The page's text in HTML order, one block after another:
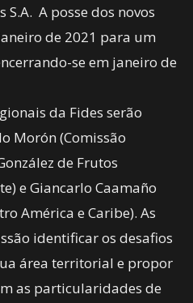
S.A. A posse dos novos
de 2021 para um
se em janeiro de
da Fides serão
Morón (Comissão
de Frutos
e Giancarlo Caamaño
América e Caribe). As
identificar os desafios
área territorial e propor
as particularidades de